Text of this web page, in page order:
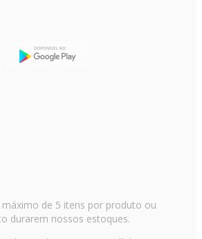
de 5 itens por produto ou
durarem nossos estoques.